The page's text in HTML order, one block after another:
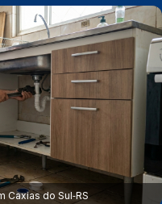
Caxias do Sul‑RS